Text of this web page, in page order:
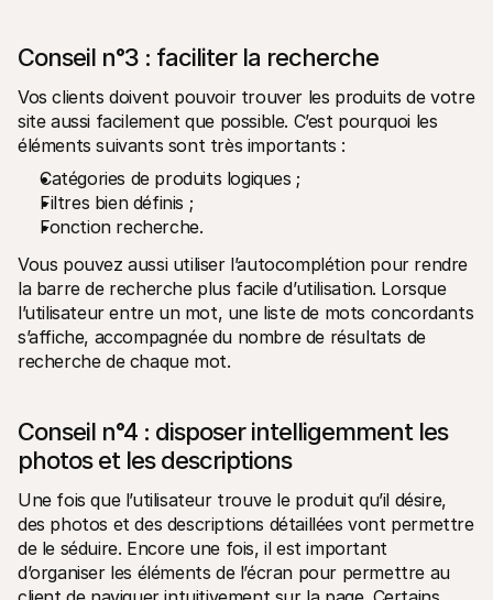
Conseil n°3 : faciliter la recherche
Vos clients doivent pouvoir trouver les produits de votre
site aussi facilement que possible. C’est pourquoi les
éléments suivants sont très importants :
Catégories de produits logiques ;
Filtres bien définis ;
Fonction recherche.
Vous pouvez aussi utiliser l’autocomplétion pour rendre
la barre de recherche plus facile d’utilisation. Lorsque
l’utilisateur entre un mot, une liste de mots concordants
s’affiche, accompagnée du nombre de résultats de
recherche de chaque mot.
Conseil n°4 : disposer intelligemment les
photos et les descriptions
Une fois que l’utilisateur trouve le produit qu’il désire,
des photos et des descriptions détaillées vont permettre
de le séduire. Encore une fois, il est important
d’organiser les éléments de l’écran pour permettre au